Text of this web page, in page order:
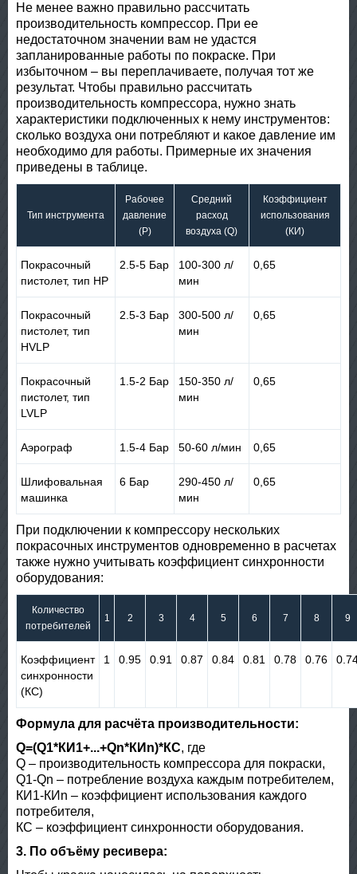
Не менее важно правильно рассчитать
производительность компрессор. При ее
недостаточном значении вам не удастся
запланированные работы по покраске. При
избыточном – вы переплачиваете, получая тот же
результат. Чтобы правильно рассчитать
производительность компрессора, нужно знать
характеристики подключенных к нему инструментов:
сколько воздуха они потребляют и какое давление им
необходимо для работы. Примерные их значения
приведены в таблице.
Тип инструмента
Рабочее
давление
(P)
Средний
расход
воздуха (Q)
Коэффициент
использования
(КИ)
Покрасочный
пистолет, тип HP
2.5-5 Бар
100-300 л/
мин
0,65
Покрасочный
пистолет, тип
HVLP
2.5-3 Бар
300-500 л/
мин
0,65
Покрасочный
пистолет, тип
LVLP
1.5-2 Бар
150-350 л/
мин
0,65
Аэрограф 1.5-4 Бар 50-60 л/мин 0,65
Шлифовальная
машинка
6 Бар
290-450 л/
мин
0,65
При подключении к компрессору нескольких
покрасочных инструментов одновременно в расчетах
также нужно учитывать коэффициент синхронности
оборудования:
Количество
потребителей
1 2 3 4 5 6 7 8 9
Коэффициент
синхронности
(КС)
1 0.95 0.91 0.87 0.84 0.81 0.78 0.76
Формула для расчёта производительности:
Q=(Q1*КИ1+...+Qn*КИn)*КС, где
Q – производительность компрессора для покраски,
Q1-Qn – потребление воздуха каждым потребителем,
КИ1-КИn – коэффициент использования каждого
потребителя,
КС – коэффициент синхронности оборудования.
3. По объёму ресивера: